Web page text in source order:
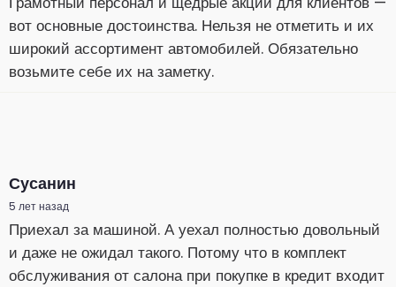
вот основные достоинства. Нельзя не отметить и их
широкий ассортимент автомобилей. Обязательно
возьмите себе их на заметку.
Сусанин
5 лет назад
Приехал за машиной. А уехал полностью довольный
и даже не ожидал такого. Потому что в комплект
обслуживания от салона при покупке в кредит входит